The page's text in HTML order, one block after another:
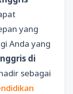
yang
Anda yang
di
sebagai